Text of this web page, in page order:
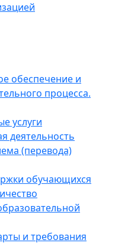
обеспечение и
процесса.
услуги
деятельность
(перевода)
обучающихся
и требования